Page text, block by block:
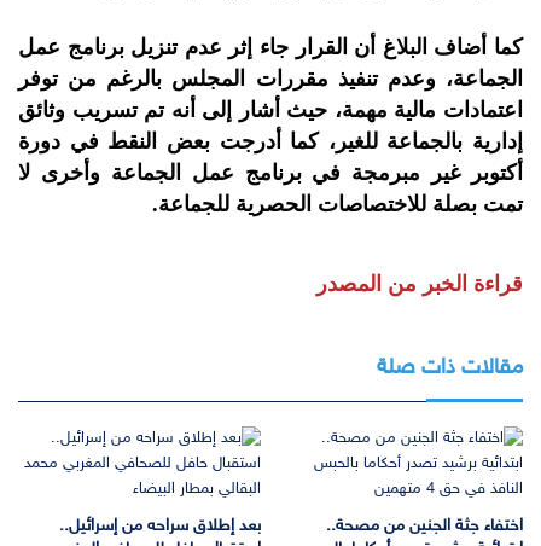
كما أضاف البلاغ أن القرار جاء إثر عدم تنزيل برنامج عمل
الجماعة، وعدم تنفيذ مقررات المجلس بالرغم من توفر
اعتمادات مالية مهمة، حيث أشار إلى أنه تم تسريب وثائق
إدارية بالجماعة للغير، كما أدرجت بعض النقط في دورة
أكتوبر غير مبرمجة في برنامج عمل الجماعة وأخرى لا
تمت بصلة للاختصاصات الحصرية للجماعة.
قراءة الخبر من المصدر
مقالات ذات صلة
اختفاء جثة الجنين من مصحة..
بعد إطلاق سراحه من إسرائيل..